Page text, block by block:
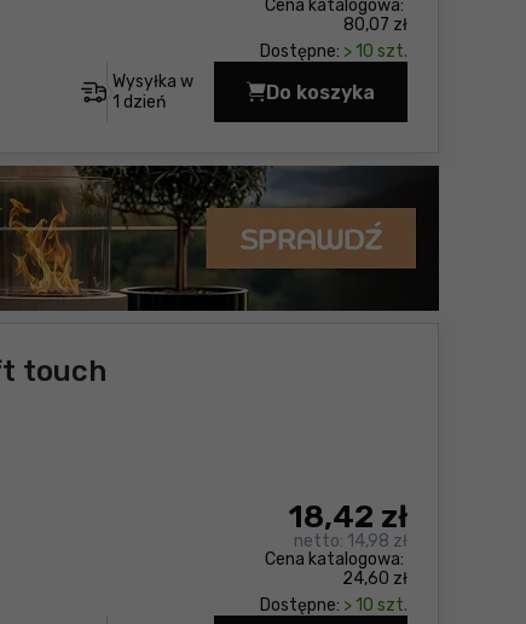
Cena katalogowa:
80,07 zł
Dostępne: > 10 szt.
Wysyłka w
1 dzień
Do koszyka
Młotek ślusarski
touch
Cena katalogowa:
24,60 zł
18,42 zł
netto: 14,98 zł
Dostępne: > 10 szt.